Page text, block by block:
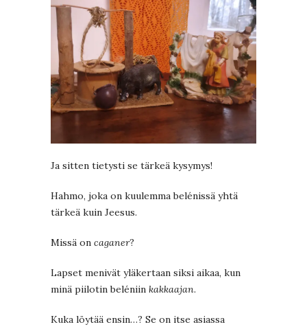
Ja sitten tietysti se tärkeä kysymys!
Hahmo, joka on kuulemma belénissä yhtä
tärkeä kuin Jeesus.
Missä on caganer?
Lapset menivät yläkertaan siksi aikaa, kun
minä piilotin beléniin kakkaajan.
Kuka löytää ensin…? Se on itse asiassa